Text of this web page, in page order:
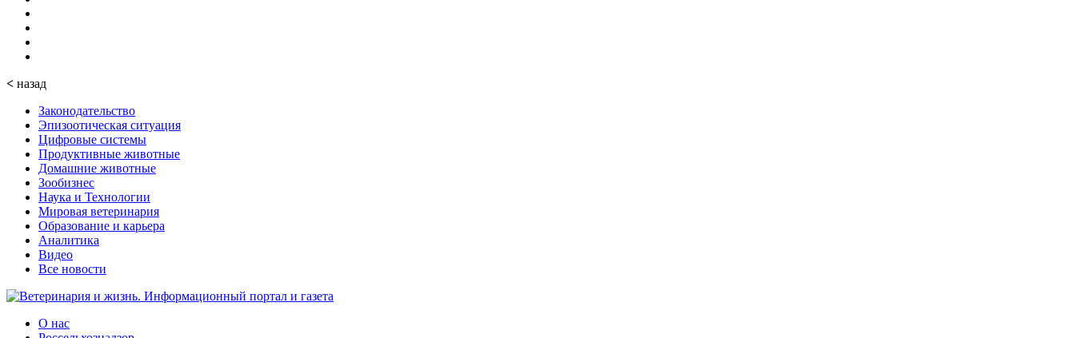
< назад
Законодательство
Эпизоотическая ситуация
Цифровые системы
Продуктивные животные
Домашние животные
Зообизнес
Наука и Технологии
Мировая ветеринария
Образование и карьера
Аналитика
Видео
Все новости
О нас